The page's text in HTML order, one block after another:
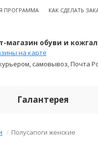
ПРОГРАММА КАК СДЕЛАТЬ
магазин обуви и
на карте
самовывоз, Почта
Галантерея
Полусапоги женские